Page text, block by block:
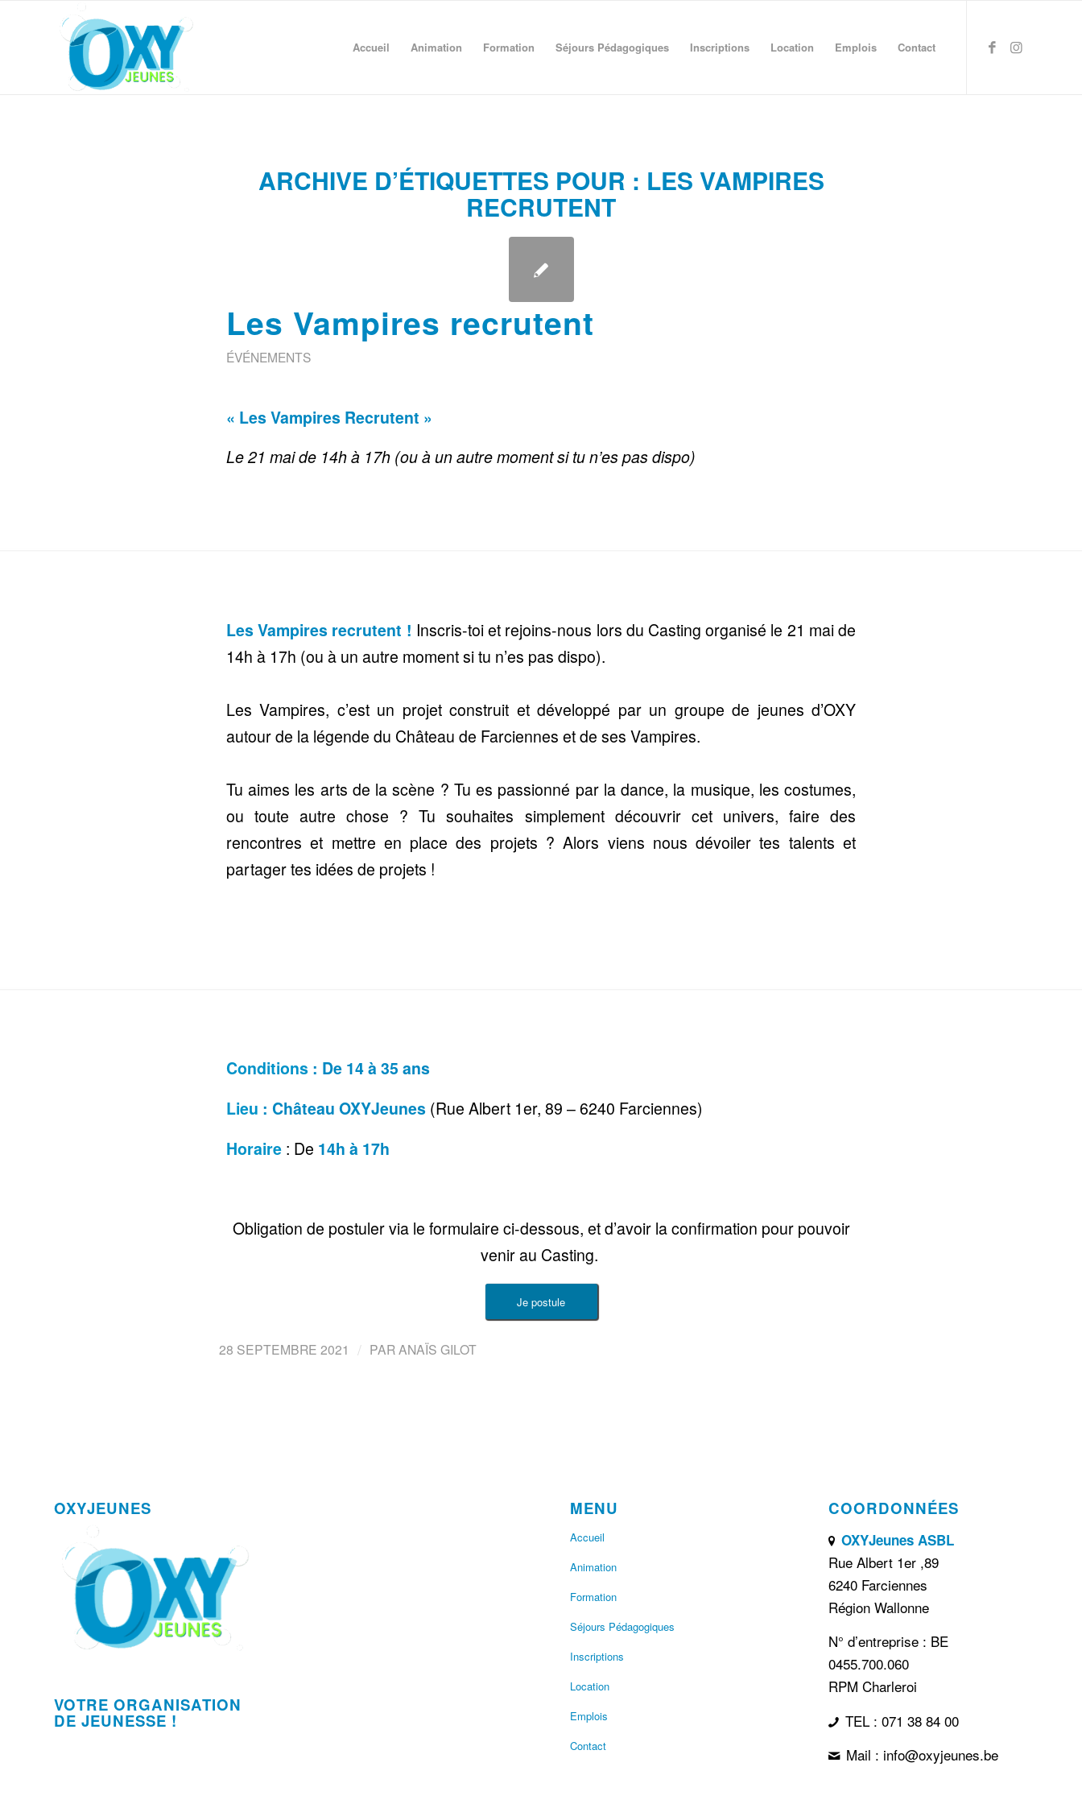
Accueil Animation Formation Séjours Pédagogiques Inscriptions Location Emplois Contact
ARCHIVE D’ÉTIQUETTES POUR : LES VAMPIRES
RECRUTENT
Les Vampires recrutent
ÉVÉNEMENTS
« Les Vampires Recrutent »
Le 21 mai de 14h à 17h (ou à un autre moment si tu n’es pas dispo)
Les Vampires recrutent ! Inscris-toi et rejoins-nous lors du Casting organisé le 21 mai de
14h à 17h (ou à un autre moment si tu n’es pas dispo).
Les Vampires, c’est un projet construit et développé par un groupe de jeunes d’OXY
autour de la légende du Château de Farciennes et de ses Vampires.
Tu aimes les arts de la scène ? Tu es passionné par la dance, la musique, les costumes,
ou toute autre chose ? Tu souhaites simplement découvrir cet univers, faire des
rencontres et mettre en place des projets ? Alors viens nous dévoiler tes talents et
partager tes idées de projets !
Conditions : De 14 à 35 ans
Lieu : Château OXYJeunes (Rue Albert 1er, 89 – 6240 Farciennes)
Horaire : De 14h à 17h
Obligation de postuler via le formulaire ci-dessous, et d’avoir la confirmation pour pouvoir
venir au Casting.
Je postule
28 SEPTEMBRE 2021 / PARANAÏS GILOT
OXYJEUNES
VOTRE ORGANISATION
DE JEUNESSE !
MENU
Accueil
Animation
Formation
Séjours Pédagogiques
Inscriptions
Location
Emplois
Contact
COORDONNÉES
OXYJeunes ASBL
Rue Albert 1er ,89
6240 Farciennes
Région Wallonne
N° d’entreprise : BE
0455.700.060
RPM Charleroi
TEL : 071 38 84 00
Mail : info@oxyjeunes.be